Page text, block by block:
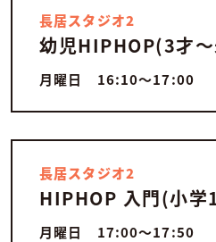
長居スタジオ2
幼児HIPHOP(3才
月曜日 16:10〜17:00
長居スタジオ2
HIPHOP 入門(小学
月曜日 17:00〜17:50